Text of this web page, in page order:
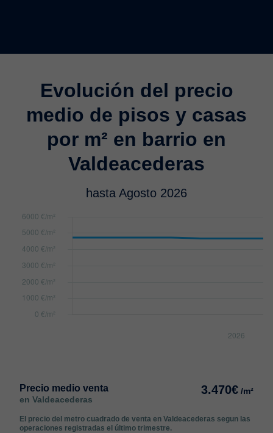
Evolución del precio
medio de pisos y casas
por m² en barrio en
Valdeacederas
hasta Agosto 2026
Precio medio venta
en Valdeacederas
3.470€ /m²
El precio del metro cuadrado de venta en Valdeacederas segun las
operaciones registradas el último trimestre.